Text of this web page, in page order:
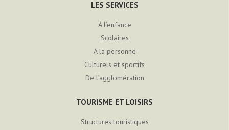
LES SERVICES
À l’enfance
Scolaires
À la personne
Culturels et sportifs
De l’agglomération
TOURISME ET LOISIRS
Structures touristiques